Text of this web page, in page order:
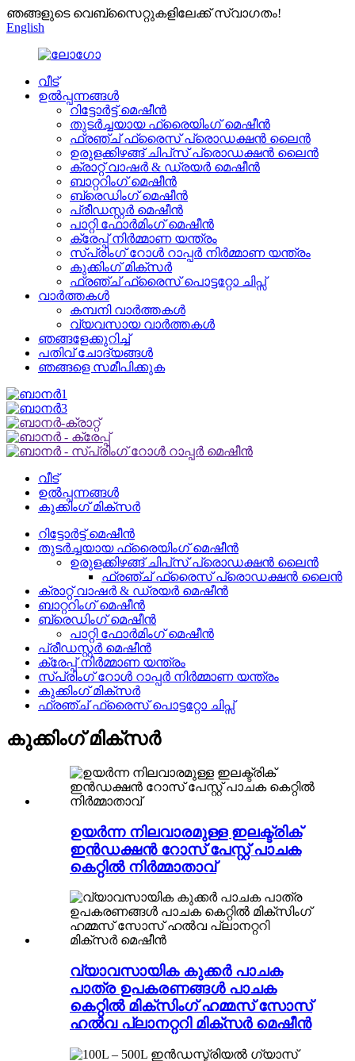
ഞങ്ങളുടെ വെബ്സൈറ്റുകളിലേക്ക് സ്വാഗതം!
English
വീട്
ഉൽപ്പന്നങ്ങൾ
റിട്ടോർട്ട് മെഷീൻ
തുടർച്ചയായ ഫ്രൈയിംഗ് മെഷീൻ
ഫ്രഞ്ച് ഫ്രൈസ് പ്രൊഡക്ഷൻ ലൈൻ
ഉരുളക്കിഴങ്ങ് ചിപ്‌സ് പ്രൊഡക്ഷൻ ലൈൻ
ക്രാറ്റ് വാഷർ & ഡ്രയർ മെഷീൻ
ബാറ്ററിംഗ് മെഷീൻ
ബ്രെഡിംഗ് മെഷീൻ
പ്രീഡസ്റ്റർ മെഷീൻ
പാറ്റി ഫോർമിംഗ് മെഷീൻ
ക്രേപ്പ് നിർമ്മാണ യന്ത്രം
സ്പ്രിംഗ് റോൾ റാപ്പർ നിർമ്മാണ യന്ത്രം
കുക്കിംഗ് മിക്സർ
ഫ്രഞ്ച് ഫ്രൈസ് പൊട്ടറ്റോ ചിപ്സ്
വാർത്തകൾ
കമ്പനി വാർത്തകൾ
വ്യവസായ വാർത്തകൾ
ഞങ്ങളേക്കുറിച്ച്
പതിവ് ചോദ്യങ്ങൾ
ഞങ്ങളെ സമീപിക്കുക
വീട്
ഉൽപ്പന്നങ്ങൾ
കുക്കിംഗ് മിക്സർ
റിട്ടോർട്ട് മെഷീൻ
തുടർച്ചയായ ഫ്രൈയിംഗ് മെഷീൻ
ഉരുളക്കിഴങ്ങ് ചിപ്‌സ് പ്രൊഡക്ഷൻ ലൈൻ
ഫ്രഞ്ച് ഫ്രൈസ് പ്രൊഡക്ഷൻ ലൈൻ
ക്രാറ്റ് വാഷർ & ഡ്രയർ മെഷീൻ
ബാറ്ററിംഗ് മെഷീൻ
ബ്രെഡിംഗ് മെഷീൻ
പാറ്റി ഫോർമിംഗ് മെഷീൻ
പ്രീഡസ്റ്റർ മെഷീൻ
ക്രേപ്പ് നിർമ്മാണ യന്ത്രം
സ്പ്രിംഗ് റോൾ റാപ്പർ നിർമ്മാണ യന്ത്രം
കുക്കിംഗ് മിക്സർ
ഫ്രഞ്ച് ഫ്രൈസ് പൊട്ടറ്റോ ചിപ്സ്
കുക്കിംഗ് മിക്സർ
ഉയർന്ന നിലവാരമുള്ള ഇലക്ട്രിക്
ഇൻഡക്ഷൻ റോസ് പേസ്റ്റ് പാചക
കെറ്റിൽ നിർമ്മാതാവ്
വ്യാവസായിക കുക്കർ പാചക
പാത്ര ഉപകരണങ്ങൾ പാചക
കെറ്റിൽ മിക്സിംഗ് ഹമ്മസ് സോസ്
ഹൽവ പ്ലാനറ്ററി മിക്സർ മെഷീൻ